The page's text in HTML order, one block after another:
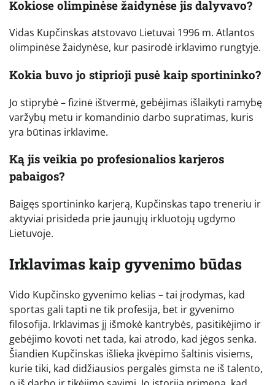
Kokiose olimpinėse žaidynėse jis dalyvavo?
Vidas Kupčinskas atstovavo Lietuvai 1996 m. Atlantos
olimpinėse žaidynėse, kur pasirodė irklavimo rungtyje.
Kokia buvo jo stiprioji pusė kaip sportininko?
Jo stiprybė – fizinė ištvermė, gebėjimas išlaikyti ramybę
varžybų metu ir komandinio darbo supratimas, kuris
yra būtinas irklavime.
Ką jis veikia po profesionalios karjeros
pabaigos?
Baigęs sportininko karjerą, Kupčinskas tapo treneriu ir
aktyviai prisideda prie jaunųjų irkluotojų ugdymo
Lietuvoje.
Irklavimas kaip gyvenimo būdas
Vido Kupčinsko gyvenimo kelias – tai įrodymas, kad
sportas gali tapti ne tik profesija, bet ir gyvenimo
filosofija. Irklavimas jį išmokė kantrybės, pasitikėjimo ir
gebėjimo kovoti net tada, kai atrodo, kad jėgos senka.
Šiandien Kupčinskas išlieka įkvėpimo šaltinis visiems,
kurie tiki, kad didžiausios pergalės gimsta ne iš talento,